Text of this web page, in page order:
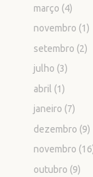
março (4)
novembro (1)
setembro (2)
julho (3)
abril (1)
janeiro (7)
dezembro (9)
novembro
outubro (9)